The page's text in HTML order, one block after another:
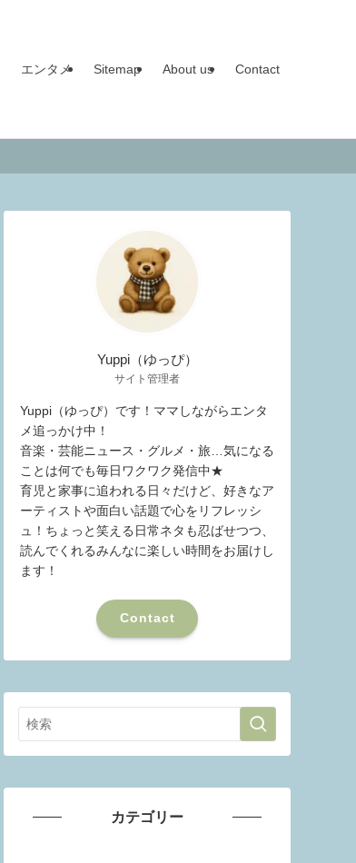
エンタメ Sitemap About us Contact
Yuppi（ゆっぴ）
サイト管理者
Yuppi（ゆっぴ）です！ママしながらエンタ
メ追っかけ中！
音楽・芸能ニュース・グルメ・旅…気になる
ことは何でも毎日ワクワク発信中★
育児と家事に追われる日々だけど、好きなア
ーティストや面白い話題で心をリフレッシ
ュ！ちょっと笑える日常ネタも忍ばせつつ、
読んでくれるみんなに楽しい時間をお届けし
ます！
Contact
カテゴリー